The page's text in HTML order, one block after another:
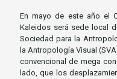
En mayo de este año el
Kaleidos será sede local
Sociedad para la
la Antropología Visual
convencional de mega
lado, que los